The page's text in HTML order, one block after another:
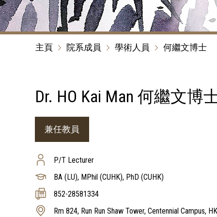
主頁 院系成員 學術人員 何繼文博士
Dr. HO Kai Man 何繼文博
兼任教員
P/T Lecturer
BA (LU), MPhil (CUHK), PhD (CUHK)
852-28581334
Rm 824, Run Run Shaw Tower, Centennial Campus,